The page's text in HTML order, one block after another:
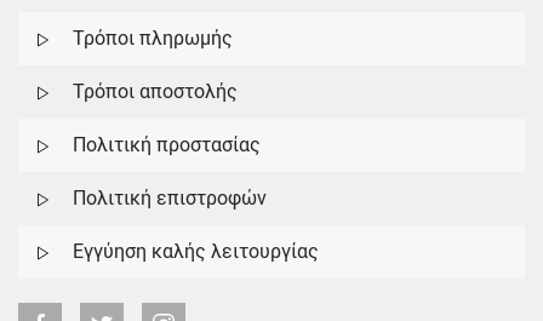
Τρόποι πληρωμής
Τρόποι αποστολής
Πολιτική προστασίας
Πολιτική επιστροφών
Εγγύηση καλής λειτουργίας